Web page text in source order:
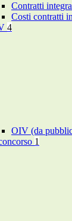
Contratti
Costi contratti
4
OIV (da
1